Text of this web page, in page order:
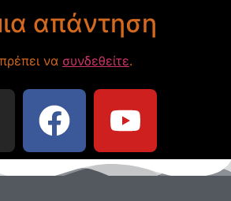
απάντηση
να συνδεθείτε.